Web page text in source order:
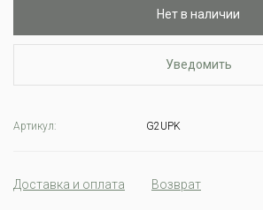
Нет в наличии
Уведомить
Артикул: G2UPK
Доставка и оплата Возврат